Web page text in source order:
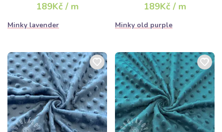
189Kč / m
Minky lavender
189Kč / m
Minky old purple